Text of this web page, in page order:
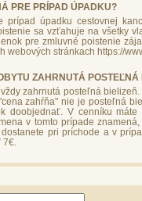
PRE PRÍPAD ÚPADKU?
prípad úpadku cestovnej
sa vzťahuje na všetky
pre zmluvné poistenie
webových stránkach https://
ZAHRNUTÁ POSTEĽNÁ
zahrnutá posteľná
zahŕňa" nie je posteľná
doobjednať. V cenníku máte
v tomto prípade
pri príchode a v